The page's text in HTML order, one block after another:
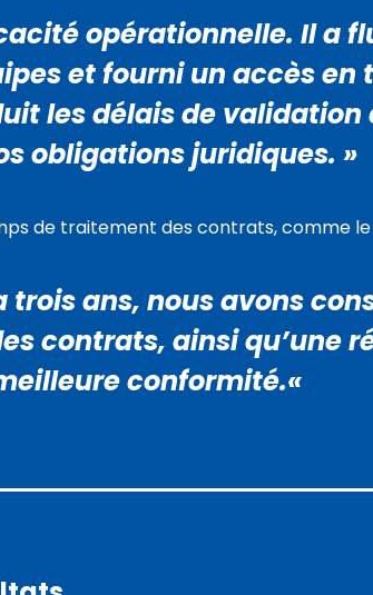
opérationnelle. Il a
et fourni un accès en
les délais de
obligations juridiques. »
de traitement des contrats, comme le
trois ans, nous avons
contrats, ainsi qu’une
conformité.«